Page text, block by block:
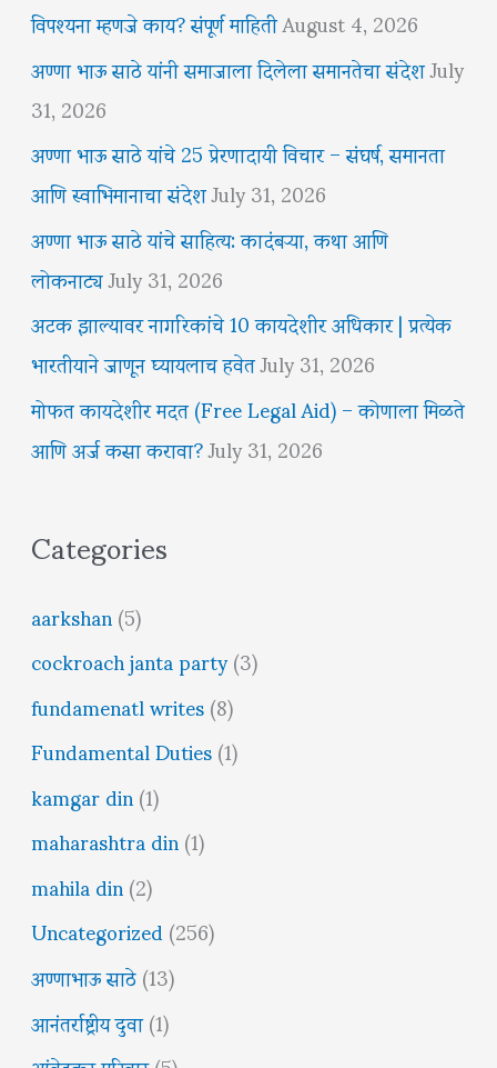
विपश्यना म्हणजे काय? संपूर्ण माहितीAugust 4, 2026
अण्णा भाऊ साठे यांनी समाजाला दिलेला समानतेचा संदेशJuly
31, 2026
अण्णा भाऊ साठे यांचे 25 प्रेरणादायी विचार – संघर्ष, समानता
आणि स्वाभिमानाचा संदेशJuly 31, 2026
अण्णा भाऊ साठे यांचे साहित्य: कादंबऱ्या, कथा आणि
लोकनाट्यJuly 31, 2026
अटक झाल्यावर नागरिकांचे 10 कायदेशीर अधिकार | प्रत्येक
भारतीयाने जाणून घ्यायलाच हवेतJuly 31, 2026
मोफत कायदेशीर मदत (Free Legal Aid) – कोणाला मिळते
आणि अर्ज कसा करावा?July 31, 2026
Categories
aarkshan(5)
cockroach janta party(3)
fundamenatl writes(8)
Fundamental Duties(1)
kamgar din(1)
maharashtra din(1)
mahila din(2)
Uncategorized(256)
अण्णाभाऊ साठे(13)
आनंतर्राष्ट्रीय दुवा(1)